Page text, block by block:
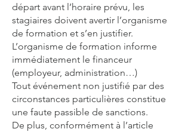
départ avant l’horaire prévu, les
stagiaires doivent avertir l’organisme
de formation et s’en justifier.
L’organisme de formation informe
immédiatement le financeur
(employeur, administration…)
Tout événement non justifié par des
circonstances particulières constitue
une faute passible de sanctions.
De plus, conformément à l’article